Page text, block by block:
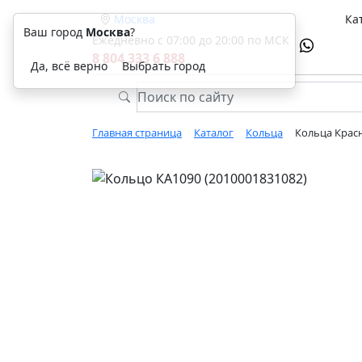
Москва
Ежедневно с 07:00 до 20:00 по МСК
8 804 333 6 888
Главная страница Каталог Кольца Кольца
Ваш город Москва?
Да, всё верно Выбрать город